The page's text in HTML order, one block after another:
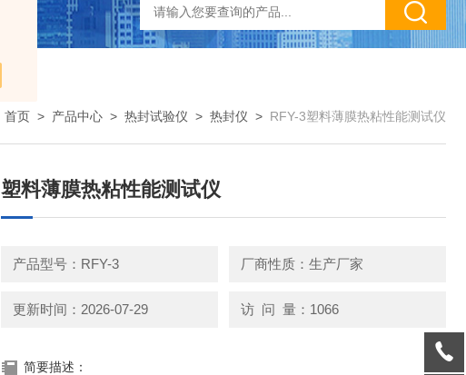
首页 > 产品中心 > 热封试验仪 > 热封仪 > RFY-3塑料薄膜热粘性能测试仪
塑料薄膜热粘性能测试仪
产品型号：RFY-3 厂商性质：生产厂家
更新时间：2026-07-29 访 问 量：1066
简要描述：